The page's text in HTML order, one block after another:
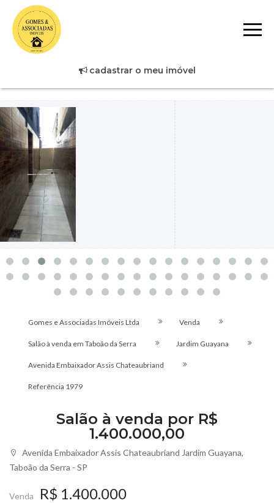
cadastrar o meu imóvel
Gomes e Associadas Imóveis Ltda Venda
Salão à venda em Taboão da Serra Jardim Guayana
Avenida Embaixador Assis Chateaubriand
Referência 1979
Salão à venda por R$
1.400.000,00
Avenida Embaixador Assis Chateaubriand Jardim Guayana,
Taboão da Serra - SP
Venda R$ 1.400.000